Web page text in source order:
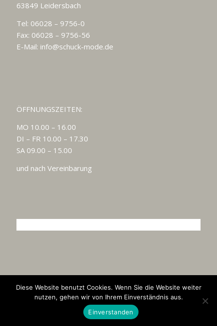
63849 Leidersbach
Tel: 06028 – 9756-0
Fax: 06028 – 9756-56
E-Mail: info@schuck-mode.de
ÖFFNUNGSZEITEN:
MO 10.00 – 16.00
DI – FR 10.00 – 17.30
SA 09.00 – 15.00
und nach Vereinbarung
Männer!
Impressum Datenschutz
Diese Website benutzt Cookies. Wenn Sie die Website weiter
nutzen, gehen wir von Ihrem Einverständnis aus.
Einverstanden